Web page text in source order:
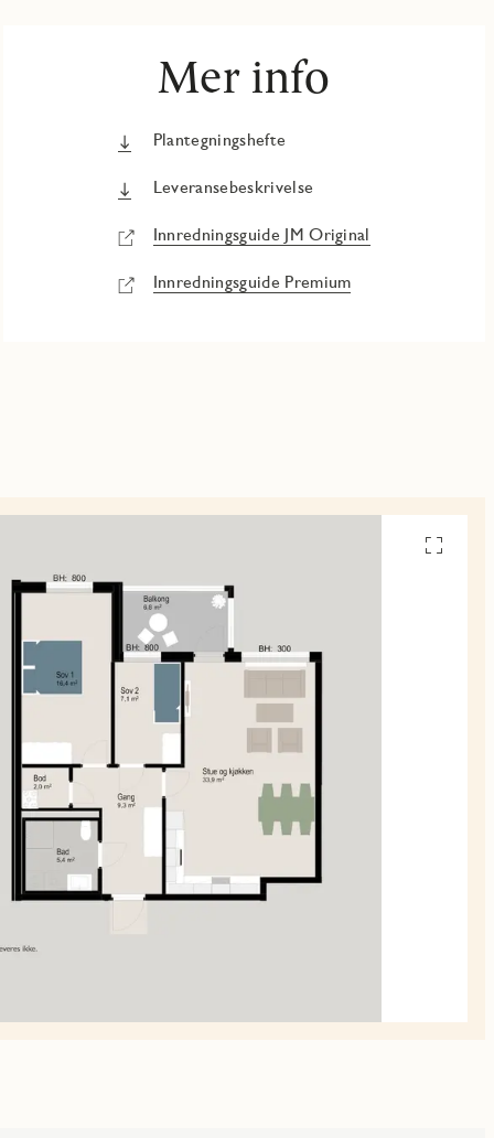
Mer info
Plantegningshefte
Leveransebeskrivelse
Innredningsguide JM Original
Innredningsguide Premium
Se